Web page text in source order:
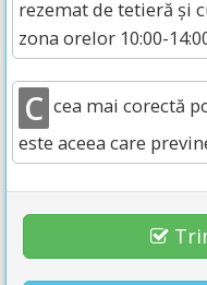
rezemat de tetieră și
zona orelor 10:00-
C cea mai corectă
este aceea care